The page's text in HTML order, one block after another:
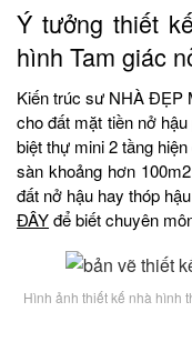
Ý tưởng thiết
hình Tam giác
Kiến trúc sư NHÀ ĐẸP
cho đất mặt tiền nở
biệt thự mini 2 tầng
sàn khoảng hơn
đất nở hậu hay thóp
ĐÂYđể biết chuyên
Hình ảnh thiết kế nhà hình